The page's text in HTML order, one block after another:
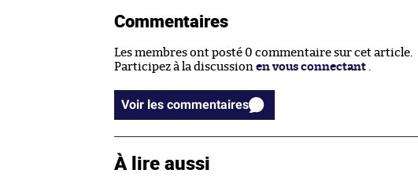
Commentaires
Les membres ont posté 0 commentaire sur cet article.
Participez à la discussion en vous connectant
Voir les commentaires
À lire aussi